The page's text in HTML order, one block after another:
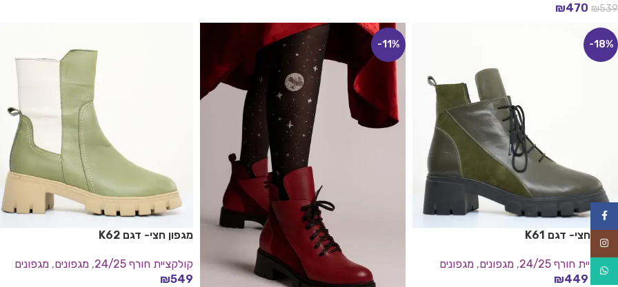
₪539
₪470
-18%
מגפון חצי- דגם K61
קולקציית חורף 24/25 , מגפונים, מגפונים
₪449
-11%
מגפון חצי- דגם K62
קולקציית חורף 24/25 , מגפונים, מגפונים
₪549
Facebook
WhatsApp